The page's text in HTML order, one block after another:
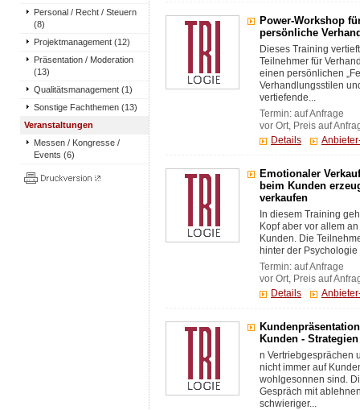
Personal / Recht / Steuern
(8)
Projektmanagement (12)
Präsentation / Moderation
(13)
Qualitätsmanagement (1)
Sonstige Fachthemen (13)
Veranstaltungen
Messen / Kongresse /
Events (6)
Power-Workshop
persönliche
Dieses Training
Teilnehmer für
einen persönlichen
Verhandlungsstilen
vertiefende...
Termin: auf Anfrage
vor Ort, Preis auf
Details
Emotionaler
beim Kunden
verkaufen
In diesem Training
Kopf aber vor allem
Kunden. Die
hinter der
Termin: auf Anfrage
vor Ort, Preis auf
Details
Kunden -
n Vertriebgesprächen
nicht immer auf
wohlgesonnen sind.
Gespräch mit
schwieriger...